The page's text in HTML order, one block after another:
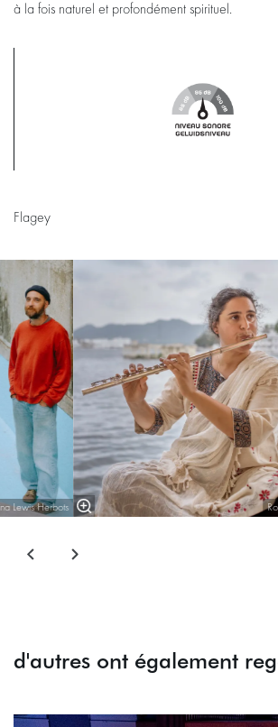
à la fois naturel et profondément spirituel.
Flagey
Lewis Herbots
d'autres ont également